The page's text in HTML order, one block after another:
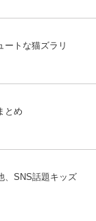
トな猫ズラリ
とめ
、SNS話題キッズ